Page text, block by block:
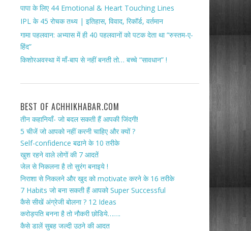
पापा के लिए 44 Emotional & Heart Touching Lines
IPL के 45 रोचक तथ्य | इतिहास, विवाद, रिकॉर्ड, वर्तमान
गामा पहलवान: अभ्यास में ही 40 पहलवानों को पटक देता था “रुस्तम-ए-
हिंद”
किशोरअवस्था में माँ-बाप से नहीं बनती तो… बच्चे “सावधान” !
BEST OF ACHHIKHABAR.COM
तीन कहानियाँ- जो बदल सकती हैं आपकी जिंदगी!
5 चीजें जो आपको नहीं करनी चाहिए और क्यों ?
Self-confidence बढाने के 10 तरीके
खुश रहने वाले लोगों की 7 आदतें
जेल से निकलना है तो सुरंग बनाइये !
निराशा से निकलने और खुद को motivate करने के 16 तरीके
7 Habits जो बना सकती हैं आपको Super Successful
कैसे सीखें अंग्रेजी बोलना ? 12 Ideas
करोड़पति बनना है तो नौकरी छोडिये…….
कैसे डालें सुबह जल्दी उठने की आदत